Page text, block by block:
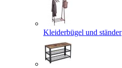
Kleiderbügel und ständer